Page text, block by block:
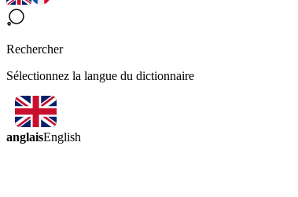
Rechercher
Sélectionnez la langue du dictionnaire
anglaisEnglish